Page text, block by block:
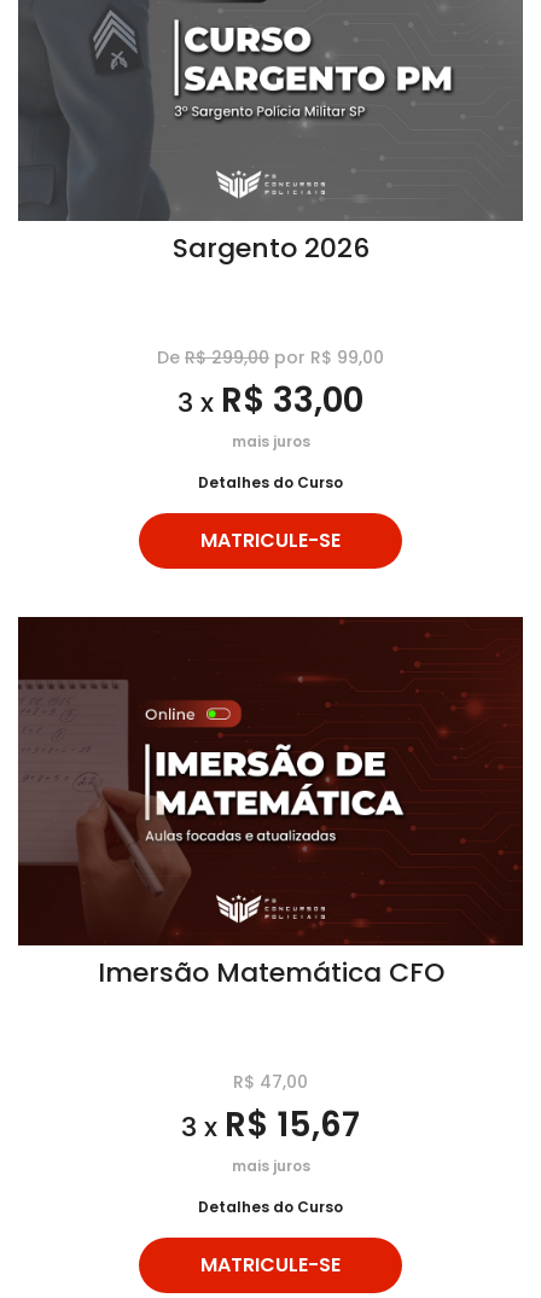
Sargento 2026
De R$ 299,00 por R$ 99,00
3 x R$ 33,00
mais juros
Detalhes do Curso
MATRICULE-SE
Imersão Matemática CFO
R$ 47,00
3 x R$ 15,67
mais juros
Detalhes do Curso
MATRICULE-SE